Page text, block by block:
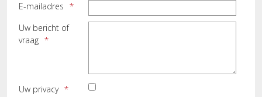
E-mailadres
Uw bericht of
vraag
Uw privacy